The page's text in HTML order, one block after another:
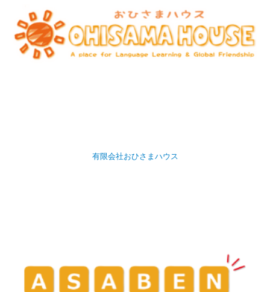
有限会社おひさまハウス